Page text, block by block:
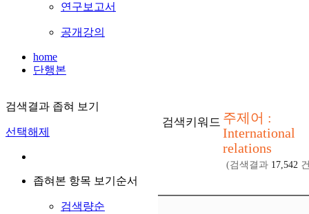
연구보고서
공개강의
home
단행본
검색결과 좁혀 보기
선택해제
좁혀본 항목 보기순서
검색량순
검색키워드 주제어 :
International
relations
(검색결과 17,542